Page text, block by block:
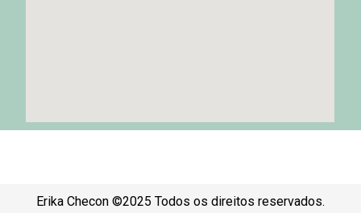
Erika Checon ©2025 Todos os direitos reservados.